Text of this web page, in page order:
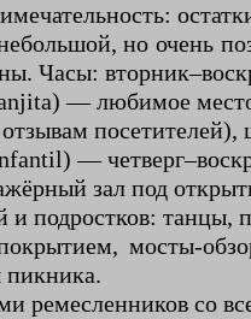
но очень
Часы:
— любимое место
посетителей),
—
зал под
и подростков:
мосты-
пикника.
ремесленников со